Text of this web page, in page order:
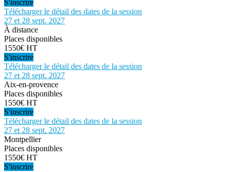
S'inscrire
Télécharger le détail des dates de la session
27 et 28 sept. 2027
À distance
Places disponibles
1550€ HT
S'inscrire
Télécharger le détail des dates de la session
27 et 28 sept. 2027
Aix-en-provence
Places disponibles
1550€ HT
S'inscrire
Télécharger le détail des dates de la session
27 et 28 sept. 2027
Montpellier
Places disponibles
1550€ HT
S'inscrire